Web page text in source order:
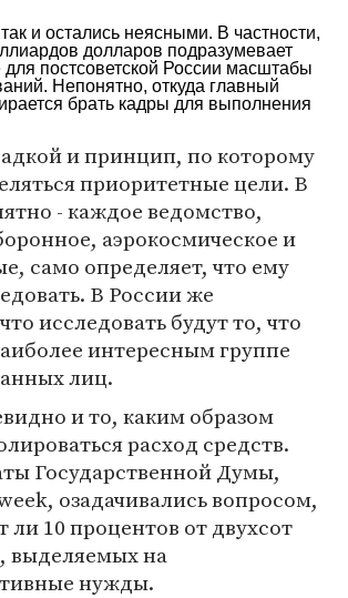
и остались неясными. В частности,
долларов подразумевает
постсоветской России масштабы
Непонятно, откуда главный
брать кадры для выполнения
и принцип, по которому
приоритетные цели. В
- каждое ведомство,
аэрокосмическое и
само определяет, что ему
В России же
исследовать будут то, что
интересным группе
лиц.
и то, каким образом
расход средств.
Государственной Думы,
озадачивались вопросом,
ли 10 процентов от двухсот
выделяемых на
нужды.